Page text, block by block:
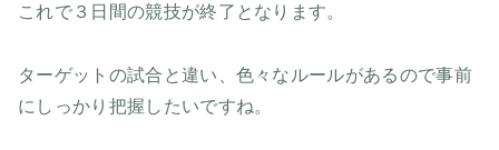
これで３日間の競技が終了となります。
ターゲットの試合と違い、色々なルールがあるので事前
にしっかり把握したいですね。